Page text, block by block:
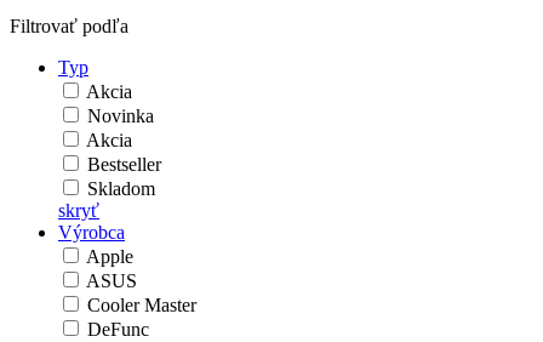
Filtrovať podľa
Typ
Akcia
Novinka
Akcia
Bestseller
Skladom
skryť
Výrobca
Apple
ASUS
Cooler Master
DeFunc